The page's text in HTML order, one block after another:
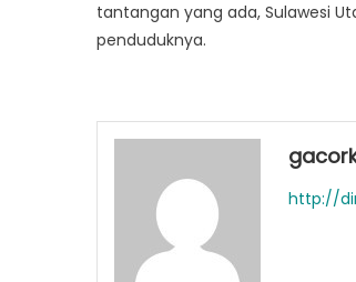
tantangan yang ada, Sulawesi
penduduknya.
http://